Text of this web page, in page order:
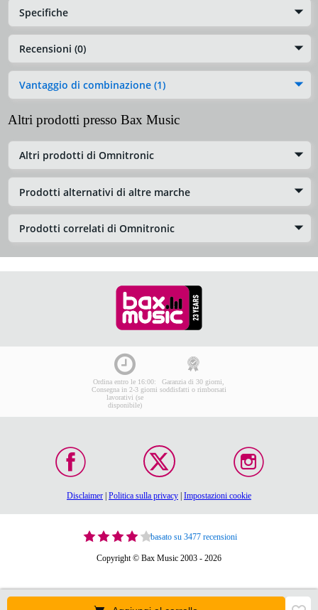
Specifiche
Recensioni (0)
Vantaggio di combinazione (1)
Altri prodotti presso Bax Music
Altri prodotti di Omnitronic
Prodotti alternativi di altre marche
Prodotti correlati di Omnitronic
Ordina entro le 16:00:
Consegna in 2-3 giorni
lavorativi (se
disponibile)
Garanzia di 30 giorni,
soddisfatti o rimborsati
Disclaimer | Politica sulla privacy | Impostazioni cookie
basato su 3477 recensioni
Copyright © Bax Music 2003 - 2026